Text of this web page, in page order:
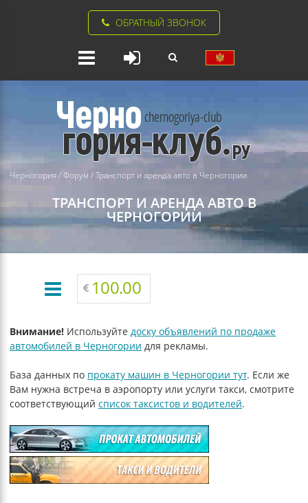
ОБРАТНЫЙ ЗВОНОК
Черногория/Форум /Транспорт и аренда авто в Черногории
ТРАНСПОРТ И АРЕНДА АВТО В
ЧЕРНОГОРИИ
100.00
Внимание! Используйте доску объявлений по продаже
автомобилей в Черногории для рекламы.
База данных по прокату машин в Черногории тут. Если же
Вам нужна встреча в аэропорту или услуги такси, смотрите
соответствующий список таксистов и водителей.